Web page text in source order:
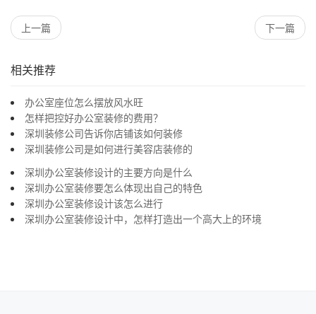
上一篇 下一篇
相关推荐
办公室座位怎么摆放风水旺
怎样把控好办公室装修的费用？
深圳装修公司告诉你店铺该如何装修
深圳装修公司是如何进行美容店装修的
深圳办公室装修设计的主要方向是什么
深圳办公室装修要怎么体现出自己的特色
深圳办公室装修设计该怎么进行
深圳办公室装修设计中，怎样打造出一个高大上的环境